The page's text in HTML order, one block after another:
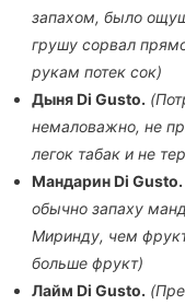
запахом, было
грушу сорвал
рукам потек сок)
Дыня Di Gusto.
немаловажно, не
легок табак и не
Мандарин Di Gusto.
обычно запаху
Миринду, чем
больше фрукт)
Лайм Di Gusto.